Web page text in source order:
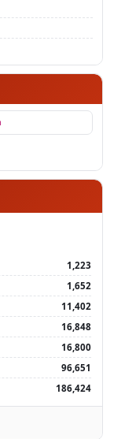
1,223
1,652
11,402
16,848
16,800
96,651
186,424